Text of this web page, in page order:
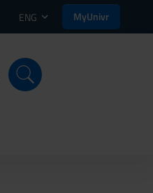
ENG MyUnivr